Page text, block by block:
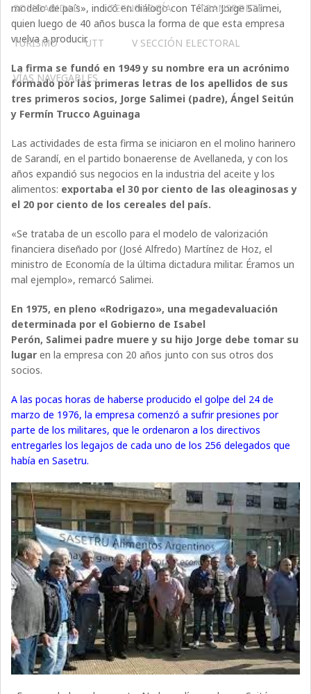
SOLIDARIDAD TECNOLOGÍA TRANSPORTE
TURISMO UTT V SECCIÓN ELECTORAL
VÍAS NAVEGABLES
modelo de país», indicó en diálogo con Télam Jorge Salimei,
quien luego de 40 años busca la forma de que esta empresa
vuelva a producir.
La firma se fundó en 1949 y su nombre era un acrónimo
formado por las primeras letras de los apellidos de sus
tres primeros socios, Jorge Salimei (padre), Ángel Seitún
y Fermín Trucco Aguinaga
Las actividades de esta firma se iniciaron en el molino harinero
de Sarandí, en el partido bonaerense de Avellaneda, y con los
años expandió sus negocios en la industria del aceite y los
alimentos: exportaba el 30 por ciento de las oleaginosas y
el 20 por ciento de los cereales del país.
«Se trataba de un escollo para el modelo de valorización
financiera diseñado por (José Alfredo) Martínez de Hoz, el
ministro de Economía de la última dictadura militar. Éramos un
mal ejemplo», remarcó Salimei.
En 1975, en pleno «Rodrigazo», una megadevaluación
determinada por el Gobierno de Isabel
Perón, Salimei padre muere y su hijo Jorge debe tomar su
lugar en la empresa con 20 años junto con sus otros dos
socios.
A las pocas horas de haberse producido el golpe del 24 de
marzo de 1976, la empresa comenzó a sufrir presiones por
parte de los militares, que le ordenaron a los directivos
entregarles los legajos de cada uno de los 256 delegados que
había en Sasetru.